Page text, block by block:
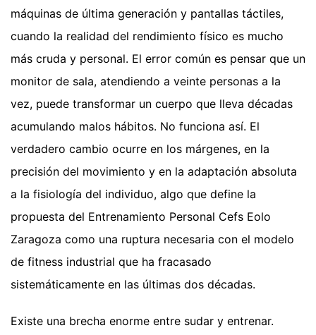
máquinas de última generación y pantallas táctiles,
cuando la realidad del rendimiento físico es mucho
más cruda y personal. El error común es pensar que un
monitor de sala, atendiendo a veinte personas a la
vez, puede transformar un cuerpo que lleva décadas
acumulando malos hábitos. No funciona así. El
verdadero cambio ocurre en los márgenes, en la
precisión del movimiento y en la adaptación absoluta
a la fisiología del individuo, algo que define la
propuesta del Entrenamiento Personal Cefs Eolo
Zaragoza como una ruptura necesaria con el modelo
de fitness industrial que ha fracasado
sistemáticamente en las últimas dos décadas.
Existe una brecha enorme entre sudar y entrenar.